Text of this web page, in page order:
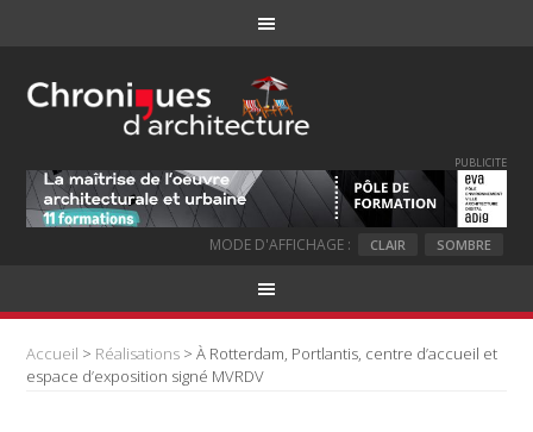
PUBLICITE
MODE D'AFFICHAGE : CLAIR SOMBRE
Accueil > Réalisations > À Rotterdam, Portlantis, centre d’accueil et
espace d’exposition signé MVRDV